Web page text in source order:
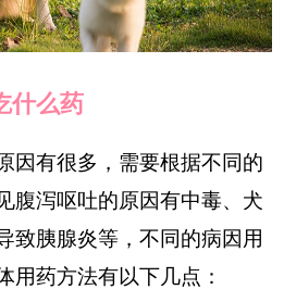
么药
有很多，需要根据不同的
腹泻呕吐的原因有中毒、犬
致胰腺炎等，不同的病因用
用药方法有以下几点：